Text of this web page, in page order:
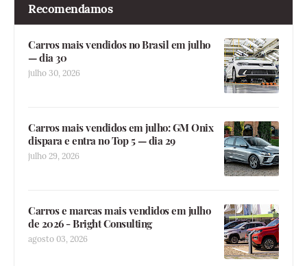
Recomendamos
Carros mais vendidos no Brasil em julho
— dia 30
julho 30, 2026
Carros mais vendidos em julho: GM Onix
dispara e entra no Top 5 — dia 29
julho 29, 2026
Carros e marcas mais vendidos em julho
de 2026 - Bright Consulting
agosto 03, 2026